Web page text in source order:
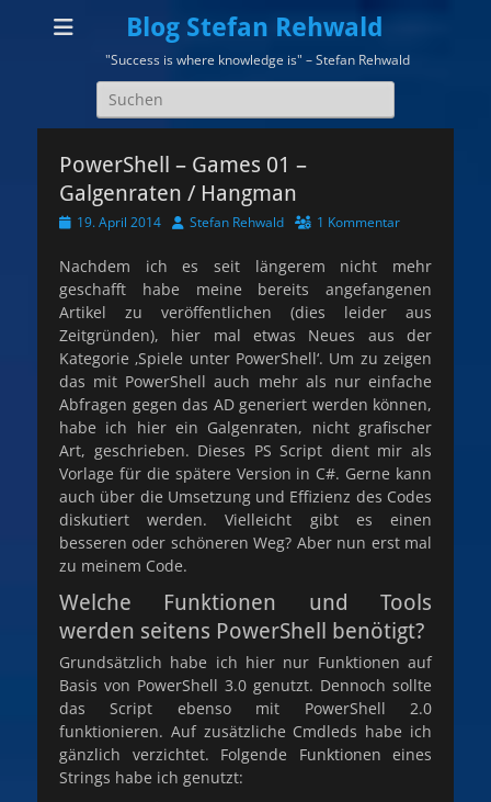
Blog Stefan Rehwald
"Success is where knowledge is" – Stefan Rehwald
Suchen
nach:
PowerShell – Games 01 –
Galgenraten / Hangman
Veröffentlicht
19. April 2014 AutorStefan Rehwald 1 Kommentar
Nachdem ich es seit längerem nicht mehr
geschafft habe meine bereits angefangenen
Artikel zu veröffentlichen (dies leider aus
Zeitgründen), hier mal etwas Neues aus der
Kategorie ‚Spiele unter PowerShell‘. Um zu zeigen
das mit PowerShell auch mehr als nur einfache
Abfragen gegen das AD generiert werden können,
habe ich hier ein Galgenraten, nicht grafischer
Art, geschrieben. Dieses PS Script dient mir als
Vorlage für die spätere Version in C#. Gerne kann
auch über die Umsetzung und Effizienz des Codes
diskutiert werden. Vielleicht gibt es einen
besseren oder schöneren Weg? Aber nun erst mal
zu meinem Code.
Welche Funktionen und Tools
werden seitens PowerShell benötigt?
Grundsätzlich habe ich hier nur Funktionen auf
Basis von PowerShell 3.0 genutzt. Dennoch sollte
das Script ebenso mit PowerShell 2.0
funktionieren. Auf zusätzliche Cmdleds habe ich
gänzlich verzichtet. Folgende Funktionen eines
Strings habe ich genutzt: